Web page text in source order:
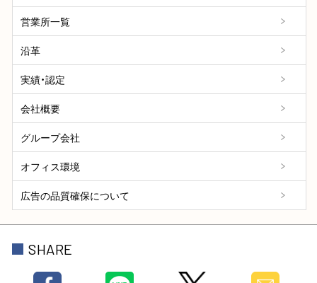
営業所一覧
沿革
実績・認定
会社概要
グループ会社
オフィス環境
広告の品質確保について
SHARE